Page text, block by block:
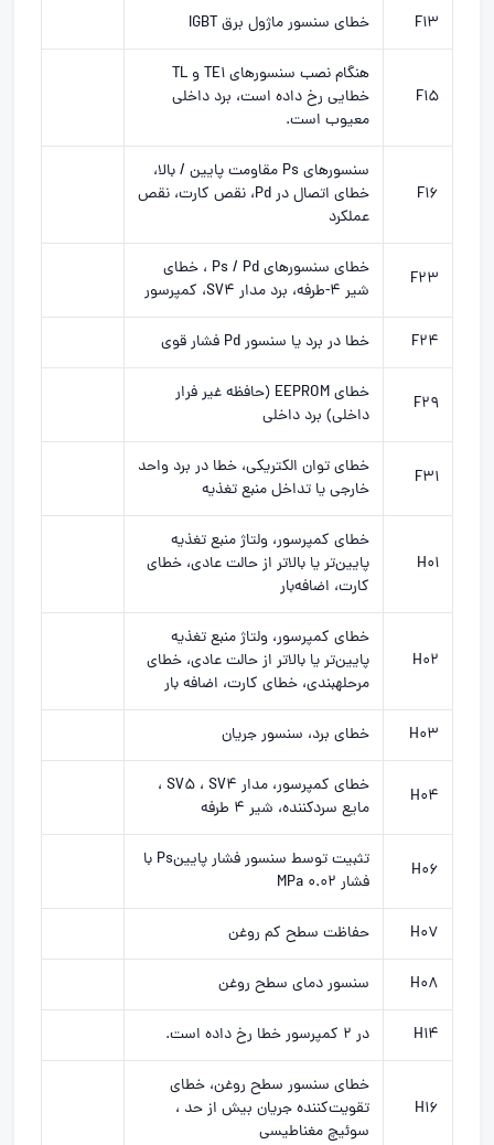
F13 خطای سنسور ماژول برق IGBT
F15
هنگام نصب سنسورهای TE1 و TL
خطایی رخ داده است، برد داخلی
معیوب است.
F16
سنسورهای Ps مقاومت پایین / بالا،
خطای اتصال در Pd، نقص کارت، نقص
عملکرد
F23
خطای سنسورهای Ps / Pd ، خطای
شیر ۴-طرفه، برد مدار SV4، کمپرسور
F24 خطا در برد یا سنسور Pd فشار قوی
F29
خطای EEPROM (حافظه غیر فرار
داخلی) برد داخلی
F31
خطای توان الکتریکی، خطا در برد واحد
خارجی یا تداخل منبع تغذیه
H01
خطای کمپرسور، ولتاژ منبع تغذیه
پایین‌تر یا بالاتر از حالت عادی، خطای
کارت، اضافه‌بار
H02
خطای کمپرسور، ولتاژ منبع تغذیه
پایین‌تر یا بالاتر از حالت عادی، خطای
مرحله­بندی، خطای کارت، اضافه ‌بار
H03 خطای برد، سنسور جریان
H04
خطای کمپرسور، مدار SV5 ، SV4 ،
مایع سردکننده، شیر ۴ طرفه
H06
تثبیت توسط سنسور فشار پایینPs با
فشار ۰.۰۲ MPa
H07 حفاظت سطح کم روغن
H08 سنسور دمای سطح روغن
H14 در ۲ کمپرسور خطا رخ داده است.
H16
خطای سنسور سطح روغن، خطای
تقویت‌کننده جریان بیش از حد ،
سوئیچ مغناطیسی